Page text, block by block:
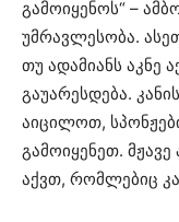
გამოიყენოს“ –
უმრავლესობა.
თუ ადამიანს აკნე
გაუარესდება.
აიცილოთ,
გამოიყენეთ. მჟავე
აქვთ, რომლებიც